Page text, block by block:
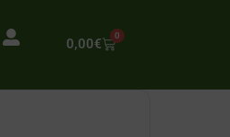
0,00€
0